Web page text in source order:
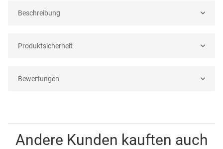
Beschreibung
Produktsicherheit
Bewertungen
Andere Kunden kauften auch